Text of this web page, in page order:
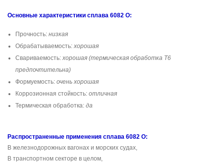
Основные характеристики сплава 6082 O:
Прочность: низкая
Обрабатываемость: хорошая
Свариваемость: хорошая (термическая обработка T6
предпочтительна)
Формуемость: очень хорошая
Коррозионная стойкость: отличная
Термическая обработка: да
Распространенные применения сплава 6082 O:
В железнодорожных вагонах и морских судах,
В транспортном секторе в целом,